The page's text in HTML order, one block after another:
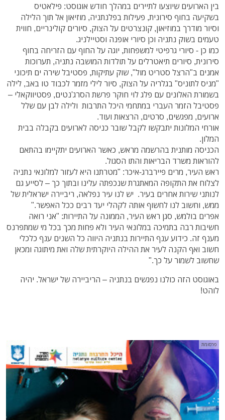
בין הארועים שיוצעו לתיירים במהלך חודש אוגוסט: פילאטיס
בשקיעה בחוף סירונית, פעילות בפלנתניה, מוזיאון אל תוך הלילה
וסיור מודרך במוזיאון, קונצרטים על הצוק, סיורים קולינריים, חווית
טעמים בשוק נתניה וכן סיורי אופנה וסטיילניג.
כמו כן - סיורי גרפיטי למשפחות, יוגה על החוף עם הזריחה בחוף
סירונית, סיורים תיאטרלים על תולדות המושבה נתניה, תערוכות
אמנים ב"הרצל סטריט מול", שוק עתיקות, פסטיבל שירה ים תיכוני
"מניס לתוניס" בגלריה על הצוק, סיור לילי מזמר לכבוד טו באב, לילה
בשמורת האלונים עם פלג לוי חוקר פרשת הסרג'נטים, פסטיווקאלי –
פסטיבל הזמר העברי במתחמי היכל התרבות ולילה לבן עם שלל
ארועים, מפגשים, סרטים, הרצאות ועוד.
אורחי המלונות יתבקשו לקבל שובר כניסה לארועים בקבלה בבית
המלון.
הכניסה מותנית בהרשמה מראש, כאשר הארועים יתקיימו בהתאם
להוראות משרד הבריאות והתו הסגול.
ראש העיר, מרים פיירברג-איכר: "מטרתנו היא לעזור למלונאי נתניה
לצלוח את התקופה המאתגרת שנכפתה עלינו ובתוך כך – לסייע גם
לנותני שירות אחרים בעיר. יש לנו עיר נפלאה, ריביירה ישראלית של
ממש, וחשוב לנו לחשוף אותה לקהלי יעד רבים ככל האפשר."
אפרים בולמש, סגן ראש העיר, הממונה על התיירות: "אני רואה
חשיבות רבה בתמיכה במלונאי העיר ולא פחות מכך בכל מי שמתפרנס
מענף זה. כידוע ענף התיירות בנתניה היווה כל השנים ענף כלכלי
חשוב ואף הקנה לעיר את ההילה היוקרתית שלה ואת מיתוגה ומכאן
שחשוב לשמור על כך."
באוגוסט הזה כולנו נפגשים בנתניה – הריביירה של ישראל. יהיה
לוהט!
פרסומת